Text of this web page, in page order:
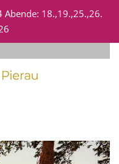
Abende: 18.,19.,25.,26.